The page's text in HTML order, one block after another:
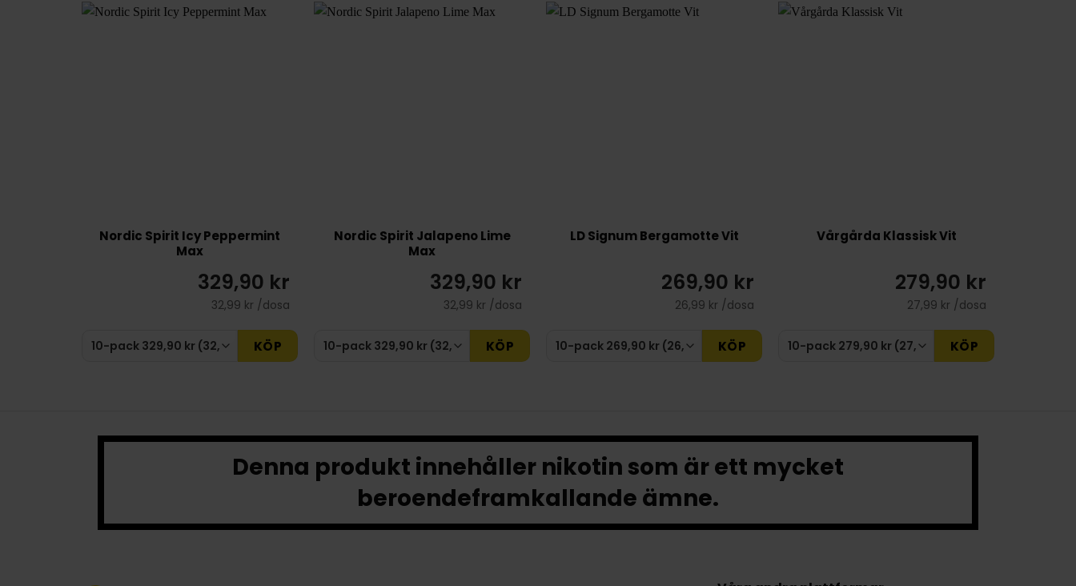
Nordic Spirit Icy Peppermint
Max
329,90 kr
32,99 kr /dosa
KÖP
Nordic Spirit Jalapeno Lime
Max
329,90 kr
32,99 kr /dosa
KÖP
LD Signum Bergamotte Vit
269,90 kr
26,99 kr /dosa
KÖP
Vårgårda Klassisk Vit
279,90 kr
27,99 kr /dosa
KÖP
Denna produkt innehåller nikotin som är ett mycket
beroendeframkallande ämne.